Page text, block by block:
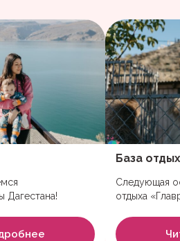
Дагестана!
База
Следующая
отдыха